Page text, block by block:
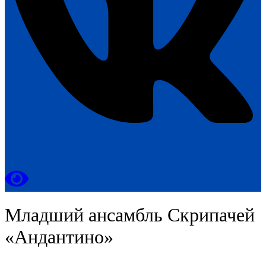
Младший ансамбль Скрипачей
«Андантино»